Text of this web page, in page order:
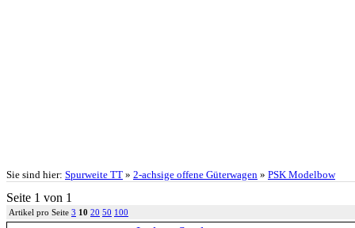
Sie sind hier: Spurweite TT » 2-achsige offene Güterwagen » PSK Modelbow
Seite 1 von 1
Artikel pro Seite 3 10 20 50 100